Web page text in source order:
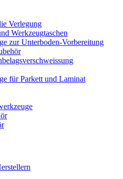
Verlegung
Werkzeugtaschen
zur Unterboden-Vorbereitung
für Parkett und Laminat